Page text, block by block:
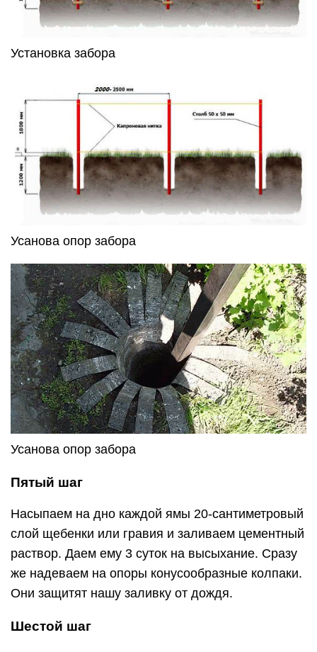
Установка забора
Усанова опор забора
Усанова опор забора
Пятый шаг
Насыпаем на дно каждой ямы 20-сантиметровый
слой щебенки или гравия и заливаем цементный
раствор. Даем ему 3 суток на высыхание. Сразу
же надеваем на опоры конусообразные колпаки.
Они защитят нашу заливку от дождя.
Шестой шаг